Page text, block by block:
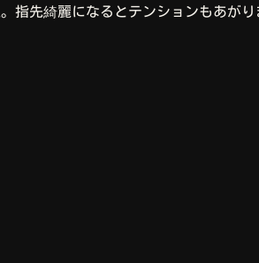
指先綺麗になるとテンションもあが